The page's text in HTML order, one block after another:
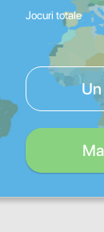
Jocuri totale